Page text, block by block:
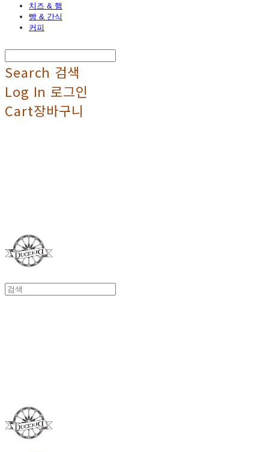
치즈 & 햄
빵 & 간식
커피
Search 검색
Log In 로그인
Cart장바구니